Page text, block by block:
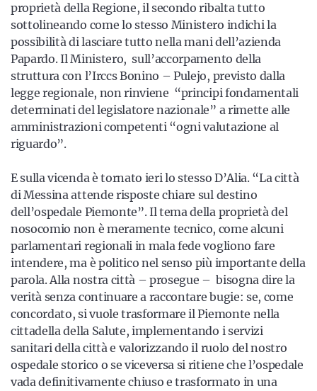
proprietà della Regione, il secondo ribalta tutto
sottolineando come lo stesso Ministero indichi la
possibilità di lasciare tutto nella mani dell’azienda
Papardo. Il Ministero, sull’accorpamento della
struttura con l’Irccs Bonino – Pulejo, previsto dalla
legge regionale, non rinviene “principi fondamentali
determinati del legislatore nazionale” a rimette alle
amministrazioni competenti “ogni valutazione al
riguardo”.
E sulla vicenda è tornato ieri lo stesso D’Alia. “La città
di Messina attende risposte chiare sul destino
dell’ospedale Piemonte”. Il tema della proprietà del
nosocomio non è meramente tecnico, come alcuni
parlamentari regionali in mala fede vogliono fare
intendere, ma è politico nel senso più importante della
parola. Alla nostra città – prosegue – bisogna dire la
verità senza continuare a raccontare bugie: se, come
concordato, si vuole trasformare il Piemonte nella
cittadella della Salute, implementando i servizi
sanitari della città e valorizzando il ruolo del nostro
ospedale storico o se viceversa si ritiene che l’ospedale
vada definitivamente chiuso e trasformato in una